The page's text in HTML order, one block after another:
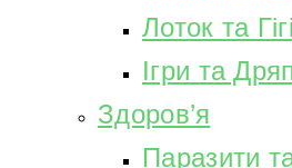
Лоток та
Ігри та
Здоров’я
Паразити